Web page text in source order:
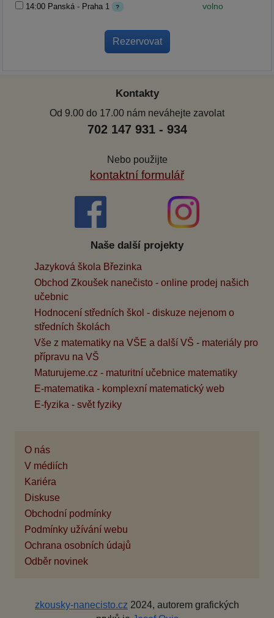
14:00 Panská - Praha 1 ? volno
Kontakty
Od 9.00 do 17.00 nám neváhejte zavolat
702 147 931 - 934
Nebo použijte
kontaktní formulář
Naše další projekty
Jazyková škola Březinka
Obchod Zkoušek nanečisto - online prodej našich
učebnic
Hodnocení středních škol - diskuze nejenom o
středních školách
Vše z matematiky na VŠE a další VŠ - materiály pro
přípravu na VŠ
Maturujeme.cz - maturitní učebnice matematiky
E-matematika - komplexní matematický web
E-fyzika - svět fyziky
O nás
V médiích
Kariéra
Diskuse
Obchodní podmínky
Podmínky užívání webu
Ochrana osobních údajů
Odběr novinek
zkousky-nanecisto.cz 2024, autorem grafických